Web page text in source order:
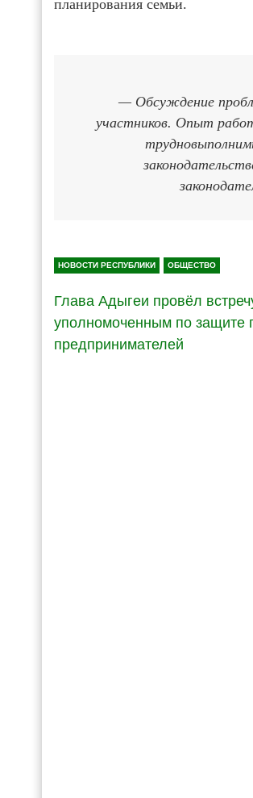
планирования семьи.
— Обсуждение
участников. Опыт
НОВОСТИ РЕСПУБЛИКИ ОБЩЕСТВО
Глава Адыгеи провёл
уполномоченным по защите
предпринимателей